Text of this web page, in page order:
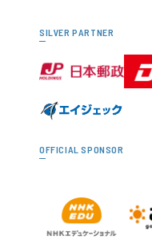
SILVER PARTNER
OFFICIAL SPONSOR